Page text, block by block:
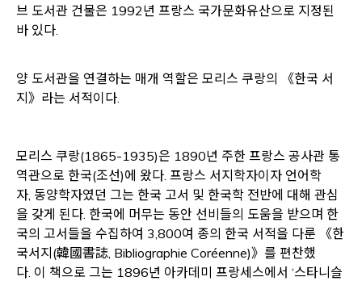
브 도서관 건물은 1992년 프랑스 국가문화유산으로 지정된
바 있다.
양 도서관을 연결하는 매개 역할은 모리스 쿠랑의 《한국 서
지》라는 서적이다.
모리스 쿠랑(1865-1935)은 1890년 주한 프랑스 공사관 통
역관으로 한국(조선)에 왔다. 프랑스 서지학자이자 언어학
자, 동양학자였던 그는 한국 고서 및 한국학 전반에 대해 관심
을 갖게 된다. 한국에 머무는 동안 선비들의 도움을 받으며 한
국의 고서들을 수집하여 3,800여 종의 한국 서적을 다룬 《한
국서지(韓國書誌, Bibliographie Coréenne)》를 편찬했
다. 이 책으로 그는 1896년 아카데미 프랑세스에서 ‘스타니슬